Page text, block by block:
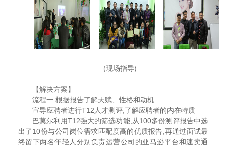
(现场指导)
【解决方案】
流程一:根据报告了解天赋、性格和动机
宣导应聘者进行T12人才测评,了解应聘者的内在特质
巴莫尔利用T12强大的筛选功能,从100多份测评报告中选
出了10份与公司岗位需求匹配度高的优质报告,再通过面试最
终留下两名年轻人分别负责运营公司的亚马逊平台和速卖通